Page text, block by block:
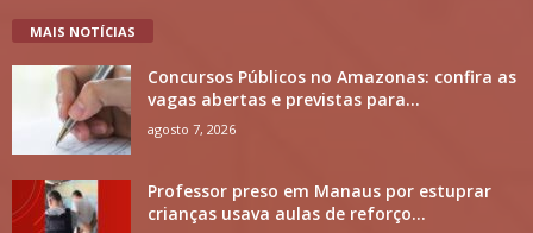
MAIS NOTÍCIAS
Concursos Públicos no Amazonas: confira as
vagas abertas e previstas para...
agosto 7, 2026
Professor preso em Manaus por estuprar
crianças usava aulas de reforço...